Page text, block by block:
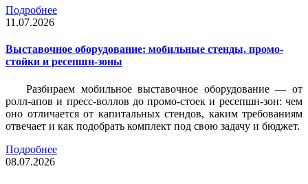
Подробнее
11.07.2026
Выставочное оборудование: мобильные стенды, промо-
стойки и ресепшн-зоны
Разбираем мобильное выставочное оборудование — от
ролл-апов и пресс-воллов до промо-стоек и ресепшн-зон: чем
оно отличается от капитальных стендов, каким требованиям
отвечает и как подобрать комплект под свою задачу и бюджет.
Подробнее
08.07.2026